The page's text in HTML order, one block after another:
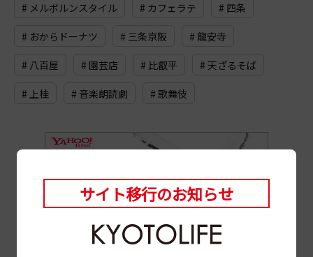
# メルボルンスタイル # カフェラテ # 四条
# おからドーナツ # 三条京阪 # 龍安寺
# 八百屋 # 園芸店 # 比叡平 # 天ざるそば
# 上桂 # 音楽朗読劇 # 歌舞伎
サイト移行のお知らせ